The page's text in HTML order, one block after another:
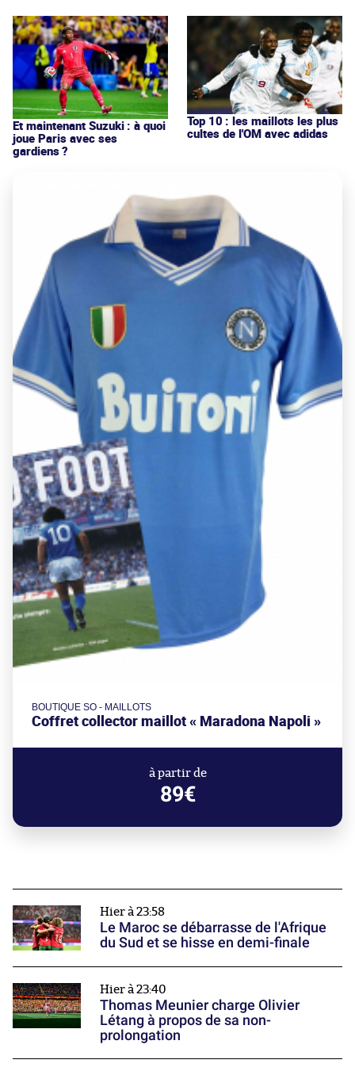
Et maintenant Suzuki : à quoi
joue Paris avec ses
gardiens ?
Top 10 : les maillots les plus
cultes de l'OM avec adidas
BOUTIQUE SO - MAILLOTS
Coffret collector maillot « Maradona Napoli »
à partir de
89€
Hier à 23:58
Le Maroc se débarrasse de l'Afrique
du Sud et se hisse en demi-finale
Hier à 23:40
Thomas Meunier charge Olivier
Létang à propos de sa non-
prolongation